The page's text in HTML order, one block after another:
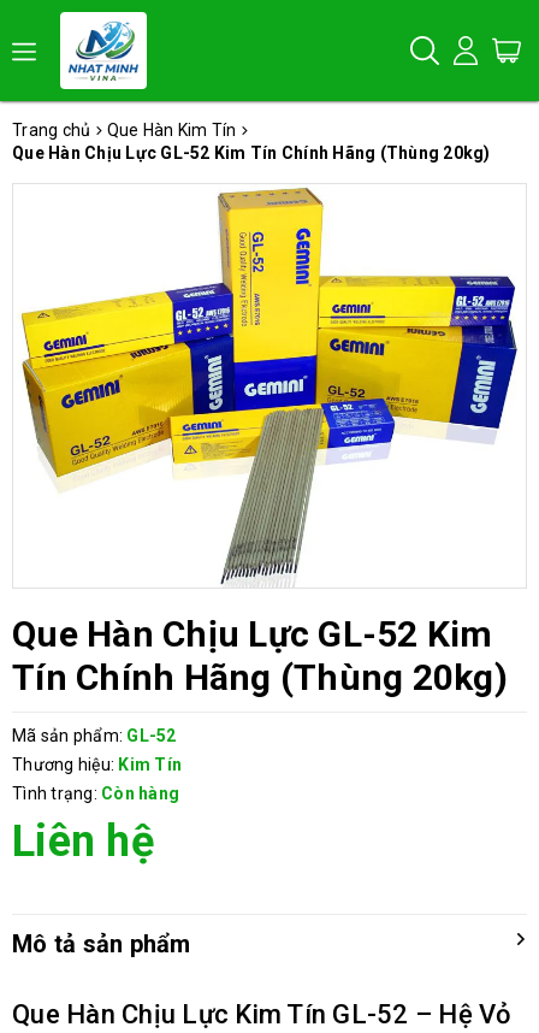
Trang chủ
Que Hàn Kim Tín
Que Hàn Chịu Lực GL-52 Kim Tín Chính Hãng (Thùng 20kg)
Que Hàn Chịu Lực GL-52 Kim
Tín Chính Hãng (Thùng 20kg)
Mã sản phẩm: GL-52
Thương hiệu: Kim Tín
Tình trạng: Còn hàng
Liên hệ
Mô tả sản phẩm
Que Hàn Chịu Lực Kim Tín GL-52 – Hệ Vỏ